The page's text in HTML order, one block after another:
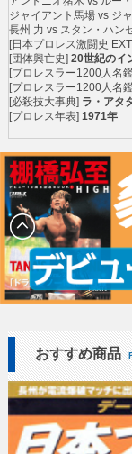
ジャイアント馬場 vs ジ
長州 力 vs スタン・ハン
[日本プロレス激闘史
[団体興亡史] 20世紀のイ
[プロレスラー1200人名
[プロレスラー1200人名
[必殺技大事典] ラ・アタ
[プロレス年表] 1971年
おすすめ商品